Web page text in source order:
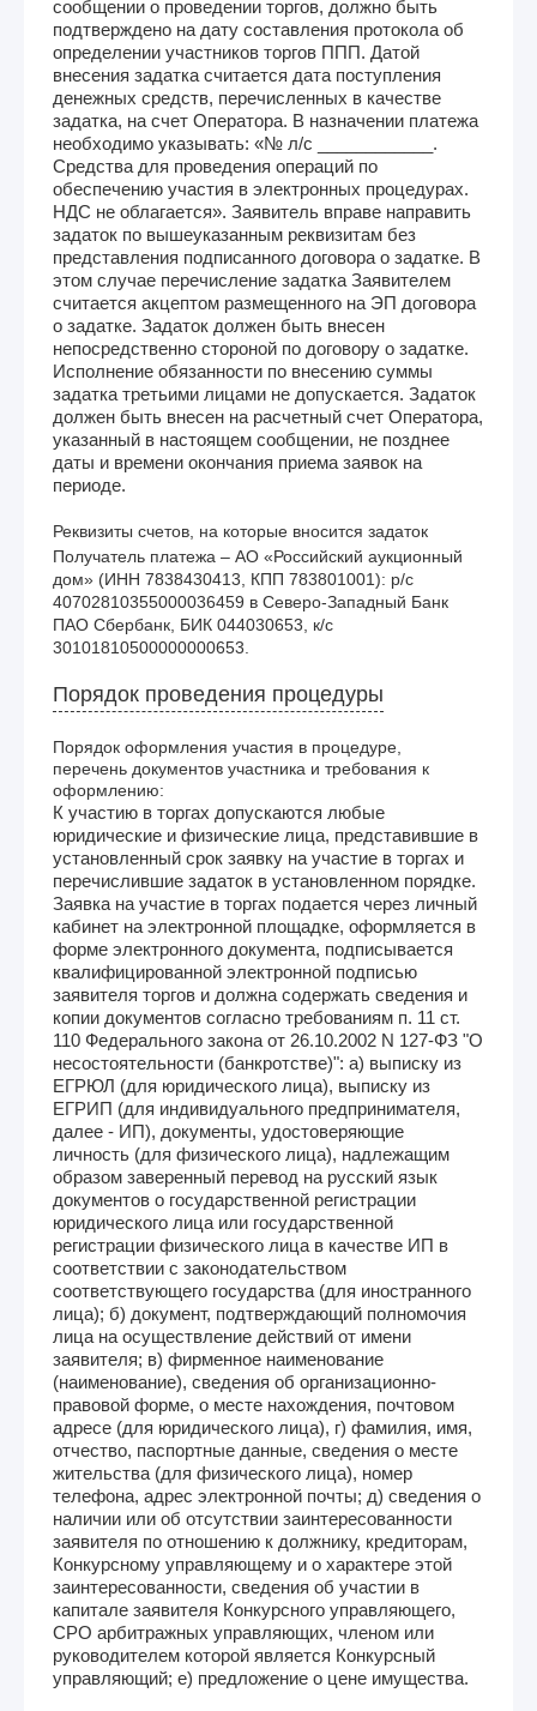
сообщении о проведении торгов, должно быть
подтверждено на дату составления протокола об
определении участников торгов ППП. Датой
внесения задатка считается дата поступления
денежных средств, перечисленных в качестве
задатка, на счет Оператора. В назначении платежа
необходимо указывать: «№ л/с ____________.
Средства для проведения операций по
обеспечению участия в электронных процедурах.
НДС не облагается». Заявитель вправе направить
задаток по вышеуказанным реквизитам без
представления подписанного договора о задатке. В
этом случае перечисление задатка Заявителем
считается акцептом размещенного на ЭП договора
о задатке. Задаток должен быть внесен
непосредственно стороной по договору о задатке.
Исполнение обязанности по внесению суммы
задатка третьими лицами не допускается. Задаток
должен быть внесен на расчетный счет Оператора,
указанный в настоящем сообщении, не позднее
даты и времени окончания приема заявок на
периоде.
Реквизиты счетов, на которые вносится задаток
Получатель платежа – АО «Российский аукционный
дом» (ИНН 7838430413, КПП 783801001): р/с
40702810355000036459 в Северо-Западный Банк
ПАО Сбербанк, БИК 044030653, к/с
30101810500000000653.
Порядок проведения процедуры
Порядок оформления участия в процедуре,
перечень документов участника и требования к
оформлению:
К участию в торгах допускаются любые
юридические и физические лица, представившие в
установленный срок заявку на участие в торгах и
перечислившие задаток в установленном порядке.
Заявка на участие в торгах подается через личный
кабинет на электронной площадке, оформляется в
форме электронного документа, подписывается
квалифицированной электронной подписью
заявителя торгов и должна содержать сведения и
копии документов согласно требованиям п. 11 ст.
110 Федерального закона от 26.10.2002 N 127-ФЗ "О
несостоятельности (банкротстве)": а) выписку из
ЕГРЮЛ (для юридического лица), выписку из
ЕГРИП (для индивидуального предпринимателя,
далее - ИП), документы, удостоверяющие
личность (для физического лица), надлежащим
образом заверенный перевод на русский язык
документов о государственной регистрации
юридического лица или государственной
регистрации физического лица в качестве ИП в
соответствии с законодательством
соответствующего государства (для иностранного
лица); б) документ, подтверждающий полномочия
лица на осуществление действий от имени
заявителя; в) фирменное наименование
(наименование), сведения об организационно-
правовой форме, о месте нахождения, почтовом
адресе (для юридического лица), г) фамилия, имя,
отчество, паспортные данные, сведения о месте
жительства (для физического лица), номер
телефона, адрес электронной почты; д) сведения о
наличии или об отсутствии заинтересованности
заявителя по отношению к должнику, кредиторам,
Конкурсному управляющему и о характере этой
заинтересованности, сведения об участии в
капитале заявителя Конкурсного управляющего,
СРО арбитражных управляющих, членом или
руководителем которой является Конкурсный
управляющий; е) предложение о цене имущества.